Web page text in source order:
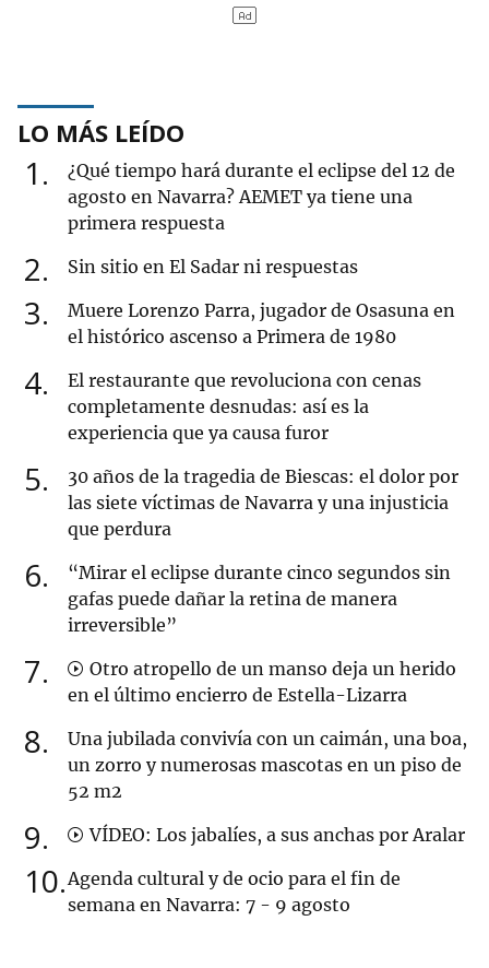
LO MÁS LEÍDO
1
¿Qué tiempo hará durante el eclipse del 12 de
agosto en Navarra? AEMET ya tiene una
primera respuesta
2 Sin sitio en El Sadar ni respuestas
3
Muere Lorenzo Parra, jugador de Osasuna en
el histórico ascenso a Primera de 1980
4
El restaurante que revoluciona con cenas
completamente desnudas: así es la
experiencia que ya causa furor
5
30 años de la tragedia de Biescas: el dolor por
las siete víctimas de Navarra y una injusticia
que perdura
6
“Mirar el eclipse durante cinco segundos sin
gafas puede dañar la retina de manera
irreversible”
7
Otro atropello de un manso deja un herido
en el último encierro de Estella-Lizarra
8
Una jubilada convivía con un caimán, una boa,
un zorro y numerosas mascotas en un piso de
52 m2
9 VÍDEO: Los jabalíes, a sus anchas por Aralar
10 Agenda cultural y de ocio para el fin de
semana en Navarra: 7 - 9 agosto